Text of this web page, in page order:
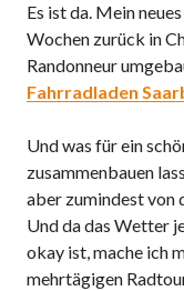
Es ist da. Mein
Wochen zurück in
Randonneur
Fahrradladen
Und was für ein
zusammenbauen
aber zumindest von
Und da das Wetter
okay ist, mache ich
mehrtägigen